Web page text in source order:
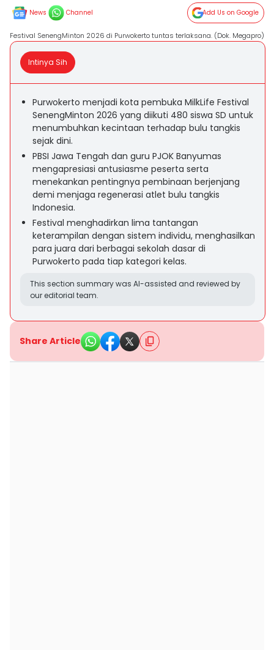
News Channel Add Us on Google
Festival SenengMinton 2026 di Purwokerto tuntas terlaksana. (Dok. Megapro)
Intinya Sih
Purwokerto menjadi kota pembuka MilkLife Festival
SenengMinton 2026 yang diikuti 480 siswa SD untuk
menumbuhkan kecintaan terhadap bulu tangkis
sejak dini.
PBSI Jawa Tengah dan guru PJOK Banyumas
mengapresiasi antusiasme peserta serta
menekankan pentingnya pembinaan berjenjang
demi menjaga regenerasi atlet bulu tangkis
Indonesia.
Festival menghadirkan lima tantangan
keterampilan dengan sistem individu, menghasilkan
para juara dari berbagai sekolah dasar di
Purwokerto pada tiap kategori kelas.
This section summary was AI-assisted and reviewed by
our editorial team.
Share Article